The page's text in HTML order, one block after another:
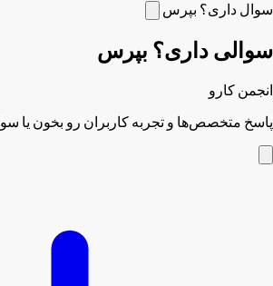
سوال داری؟ بپرس
سوالی داری؟ بپرس
انجمن کارو
پاسخ متخصص‌ها و تجربه کاربران رو بخون یا